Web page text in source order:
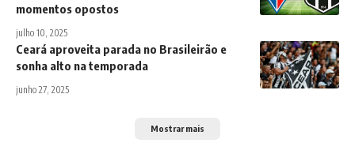
momentos opostos
julho 10, 2025
Ceará aproveita parada no Brasileirão e
sonha alto na temporada
junho 27, 2025
Mostrar mais